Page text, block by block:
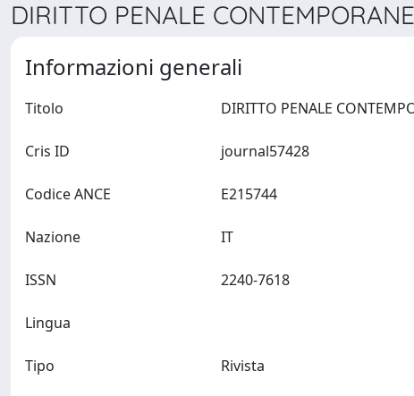
DIRITTO PENALE
Informazioni generali
Titolo
Cris ID
Codice ANCE
Nazione
ISSN
Lingua
Tipo Rivista